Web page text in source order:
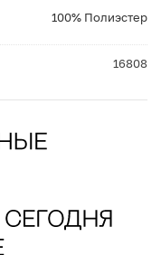
100% Полиэстер
16808